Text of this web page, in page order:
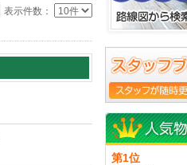
表示件数：
第1位